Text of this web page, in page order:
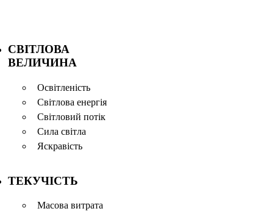
СВІТЛОВА
ВЕЛИЧИНА
Освітленість
Світлова енергія
Світловий потік
Сила світла
Яскравість
ТЕКУЧІСТЬ
Масова витрата